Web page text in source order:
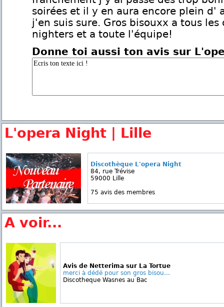
soirées et il y en aura encore plein d'
j'en suis sure. Gros bisouxx a tous les
nighters et a toute l'équipe!
Donne toi aussi ton avis sur
L'opera Night | Lille
Discothèque L'opera Night
84, rue Trévise
59000 Lille
75 avis des membres
A voir...
Avis de Netterima sur La Tortue
merci à dédé pour son gros bisou...
Discotheque Wasnes au Bac